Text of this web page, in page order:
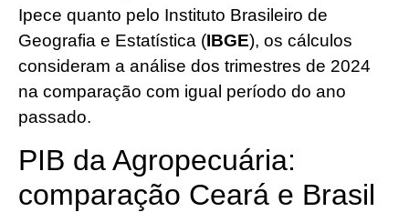
Ipece quanto pelo Instituto Brasileiro de
Geografia e Estatística (IBGE), os cálculos
consideram a análise dos trimestres de 2024
na comparação com igual período do ano
passado.
PIB da Agropecuária:
comparação Ceará e Brasil